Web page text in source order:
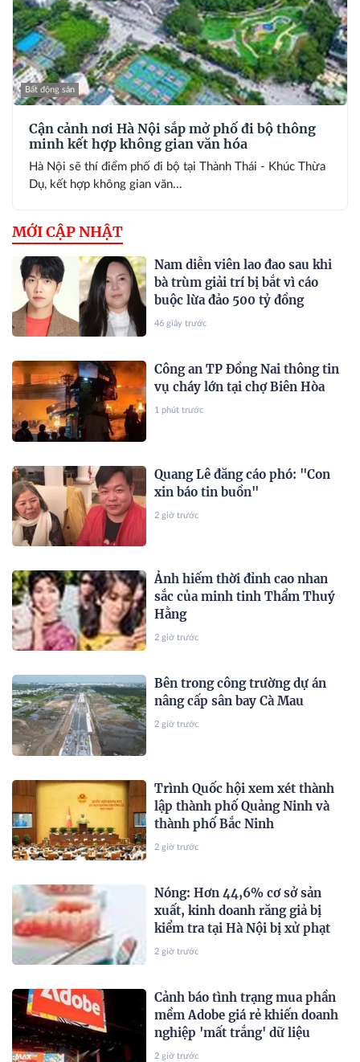
Bất động sản
Cận cảnh nơi Hà Nội sắp mở phố đi bộ thông
minh kết hợp không gian văn hóa
Hà Nội sẽ thí điểm phố đi bộ tại Thành Thái - Khúc Thừa
Dụ, kết hợp không gian văn...
MỚI CẬP NHẬT
Nam diễn viên lao đao sau khi
bà trùm giải trí bị bắt vì cáo
buộc lừa đảo 500 tỷ đồng
46 giây trước
Công an TP Đồng Nai thông tin
vụ cháy lớn tại chợ Biên Hòa
1 phút trước
Quang Lê đăng cáo phó: "Con
xin báo tin buồn"
2 giờ trước
Ảnh hiếm thời đỉnh cao nhan
sắc của minh tinh Thẩm Thuý
Hằng
2 giờ trước
Bên trong công trường dự án
nâng cấp sân bay Cà Mau
2 giờ trước
Trình Quốc hội xem xét thành
lập thành phố Quảng Ninh và
thành phố Bắc Ninh
2 giờ trước
Nóng: Hơn 44,6% cơ sở sản
xuất, kinh doanh răng giả bị
kiểm tra tại Hà Nội bị xử phạt
2 giờ trước
Cảnh báo tình trạng mua phần
mềm Adobe giá rẻ khiến doanh
nghiệp 'mất trắng' dữ liệu
2 giờ trước